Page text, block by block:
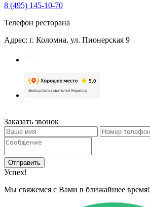
8 (495) 145-10-70
Телефон ресторана
Адрес: г. Коломна, ул. Пионерская 9
Заказать звонок
Отправить
Успех!
Мы свяжемся с Вами в ближайшее время!